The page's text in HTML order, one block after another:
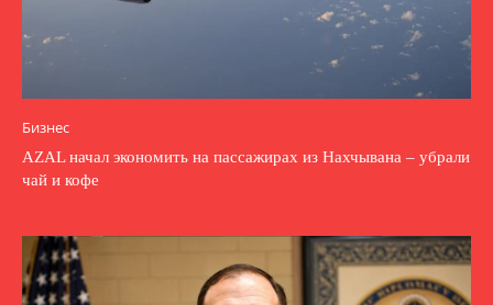
Бизнес
AZAL начал экономить на пассажирах из Нахчывана – убрали
чай и кофе